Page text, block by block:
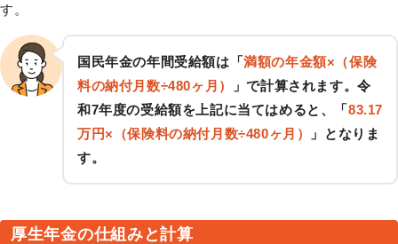
す。
国民年金の年間受給額は「満額の年金額×（保険
料の納付月数÷480ヶ月）
」で計算されます。令
和7年度の受給額を上記に当てはめると、「83.17
万円×（保険料の納付月数÷480ヶ月）
」となりま
す。
厚生年金の仕組みと計算